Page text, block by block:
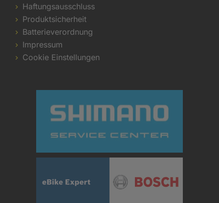
Haftungsausschluss
Produktsicherheit
Batterieverordnung
Impressum
Cookie Einstellungen